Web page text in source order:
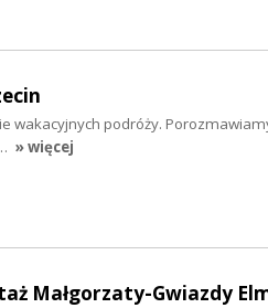
wakacyjnych podróży.
» więcej
Małgorzaty-Gwiazdy